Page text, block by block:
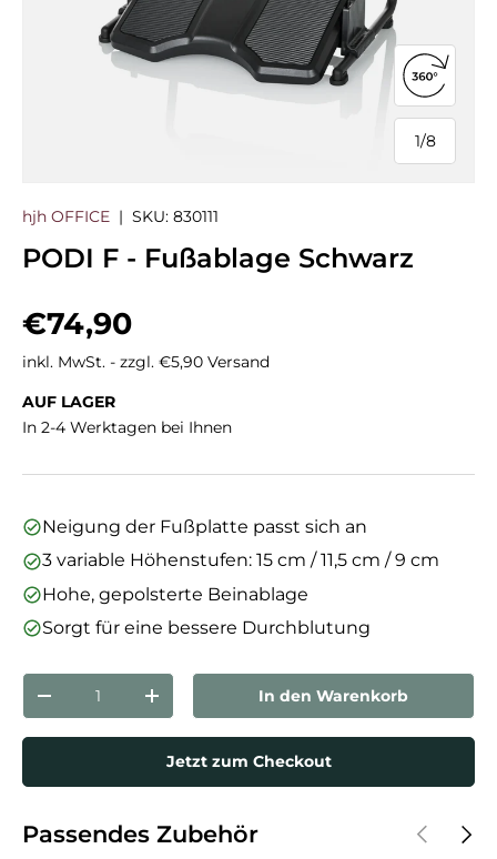
1/
von
8
360°-
hjh OFFICE | SKU: 830111
PODI F - Fußablage Schwarz
Normaler Preis
€74,90
inkl. MwSt. - zzgl. €5,90 Versand
AUF LAGER
In 2-4 Werktagen bei Ihnen
Neigung der Fußplatte passt sich an
3 variable Höhenstufen: 15 cm / 11,5 cm / 9 cm
Hohe, gepolsterte Beinablage
Sorgt für eine bessere Durchblutung
Anzahl
Menge verringernMenge erhöhenIn den Warenkorb
Jetzt zum Checkout
Passendes Zubehör Vorherige